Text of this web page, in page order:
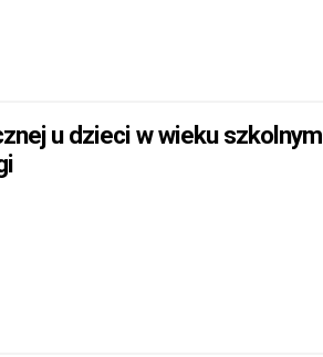
u dzieci w wieku szkolnym